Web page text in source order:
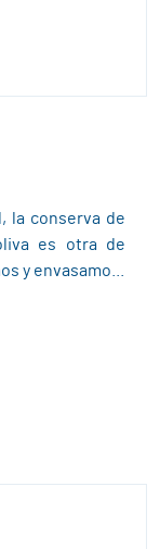
la conserva de
es otra de
y envasamo...